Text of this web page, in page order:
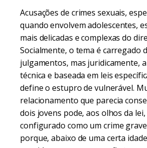
Acusações de crimes sexuais,
quando envolvem adolescentes,
mais delicadas e complexas do
Socialmente, o tema é carregado
julgamentos, mas juridicamente,
técnica e baseada em leis
define o estupro de vulnerável.
relacionamento que parecia
dois jovens pode, aos olhos da
configurado como um crime
porque, abaixo de uma certa